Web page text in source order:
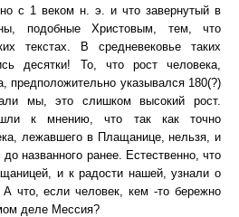
с 1 веком н. э. и что завернутый в
подобные Христовым, тем, что
текстах. В средневековье таких
десятки! То, что рост человека,
предположительно указывался 180(?)
мы, это слишком высокий рост.
к мнению, что так как точно
лежавшего в Плащанице, нельзя, и
названного ранее. Естественно, что
и к радости нашей, узнали о
А что, если человек, кем -то бережно
деле Мессия?